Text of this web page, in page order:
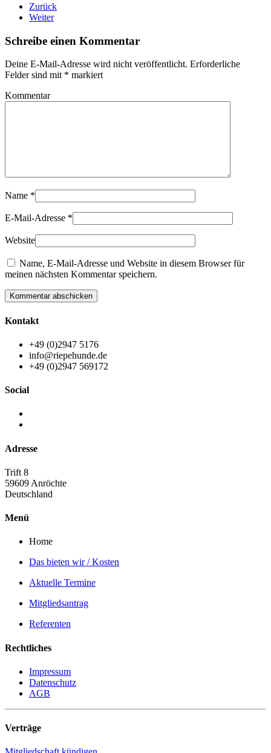
Zurück
Weiter
Schreibe einen Kommentar
Deine E-Mail-Adresse wird nicht veröffentlicht. Erforderliche
Felder sind mit * markiert
Kommentar
Name *
E-Mail-Adresse *
Website
Name, E-Mail-Adresse und Website in diesem Browser für
meinen nächsten Kommentar speichern.
Kommentar abschicken
Kontakt
+49 (0)2947 5176
info@riepehunde.de
+49 (0)2947 569172
Social
Adresse
Trift 8
59609 Anröchte
Deutschland
Menü
Home
Das bieten wir / Kosten
Aktuelle Termine
Mitgliedsantrag
Referenten
Rechtliches
Impressum
Datenschutz
AGB
Verträge